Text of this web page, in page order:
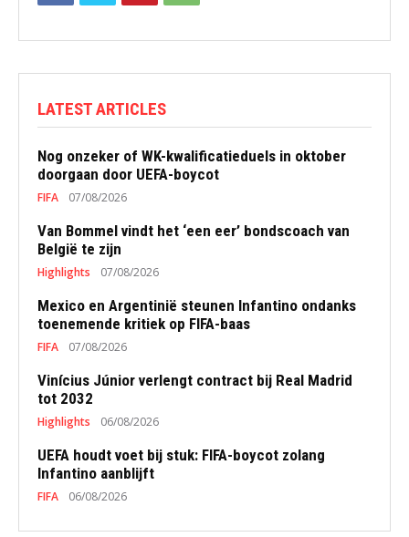
LATEST ARTICLES
Nog onzeker of WK-kwalificatieduels in oktober
doorgaan door UEFA-boycot
FIFA 07/08/2026
Van Bommel vindt het ‘een eer’ bondscoach van
België te zijn
Highlights 07/08/2026
Mexico en Argentinië steunen Infantino ondanks
toenemende kritiek op FIFA-baas
FIFA 07/08/2026
Vinícius Júnior verlengt contract bij Real Madrid
tot 2032
Highlights 06/08/2026
UEFA houdt voet bij stuk: FIFA-boycot zolang
Infantino aanblijft
FIFA 06/08/2026